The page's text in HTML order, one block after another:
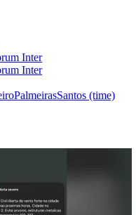
PalmeirasSantos (time)